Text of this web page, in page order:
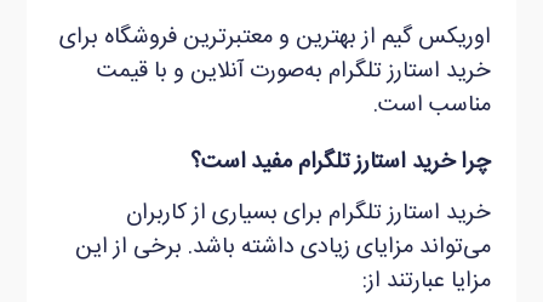
اوریکس گیم از بهترین و معتبرترین فروشگاه برای
خرید استارز تلگرام به‌صورت آنلاین و با قیمت
مناسب است.
چرا خرید استارز تلگرام مفید است؟
خرید استارز تلگرام برای بسیاری از کاربران
می‌تواند مزایای زیادی داشته باشد. برخی از این
مزایا عبارتند از: